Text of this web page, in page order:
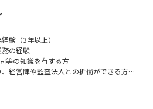
預金管理、売掛・買掛金管理、在庫管理、経
・年次）および会社法計算書類の作成
信等の開示資料作成
、法定調書の作成、税務調査対応）
会計資料作成
ング管理
など
験（3年以上）
務の経験
等の知識を有する方
経営陣や監査法人との折衝ができる方
善や効率化の提案・実行経験